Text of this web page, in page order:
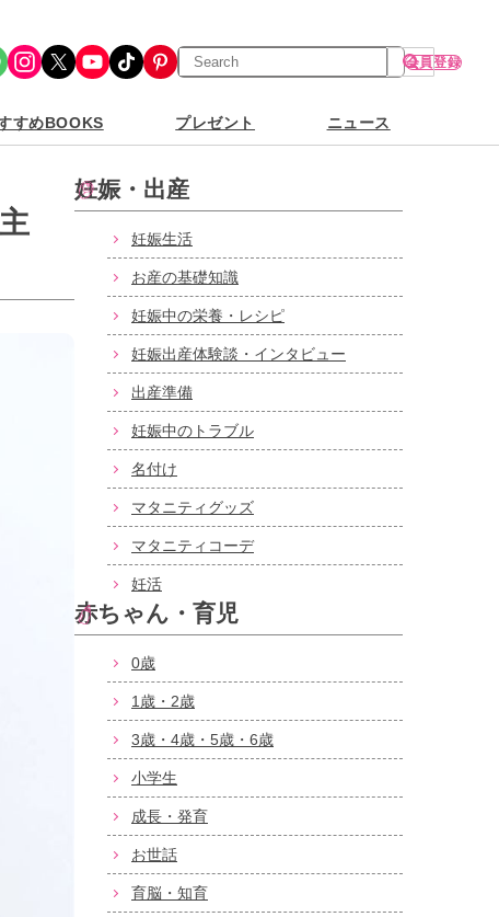
Instagram X YouTube TikTok Pinterest
検
索
会員登録
すめBOOKS プレゼント ニュース
妊娠・出産
妊娠生活
お産の基礎知識
妊娠中の栄養・レシピ
妊娠出産体験談・インタビュー
出産準備
妊娠中のトラブル
名付け
マタニティグッズ
マタニティコーデ
妊活
赤ちゃん・育児
0歳
1歳・2歳
3歳・4歳・5歳・6歳
小学生
成長・発育
お世話
育脳・知育